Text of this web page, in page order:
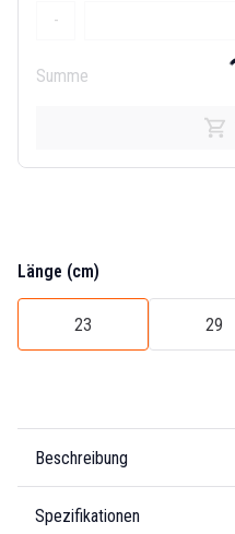
-
Summe
Länge (cm)
23 29
Beschreibung
Spezifikationen